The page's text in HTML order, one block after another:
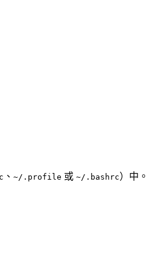
、 ~/.profile 或 ~/.bashrc）中。